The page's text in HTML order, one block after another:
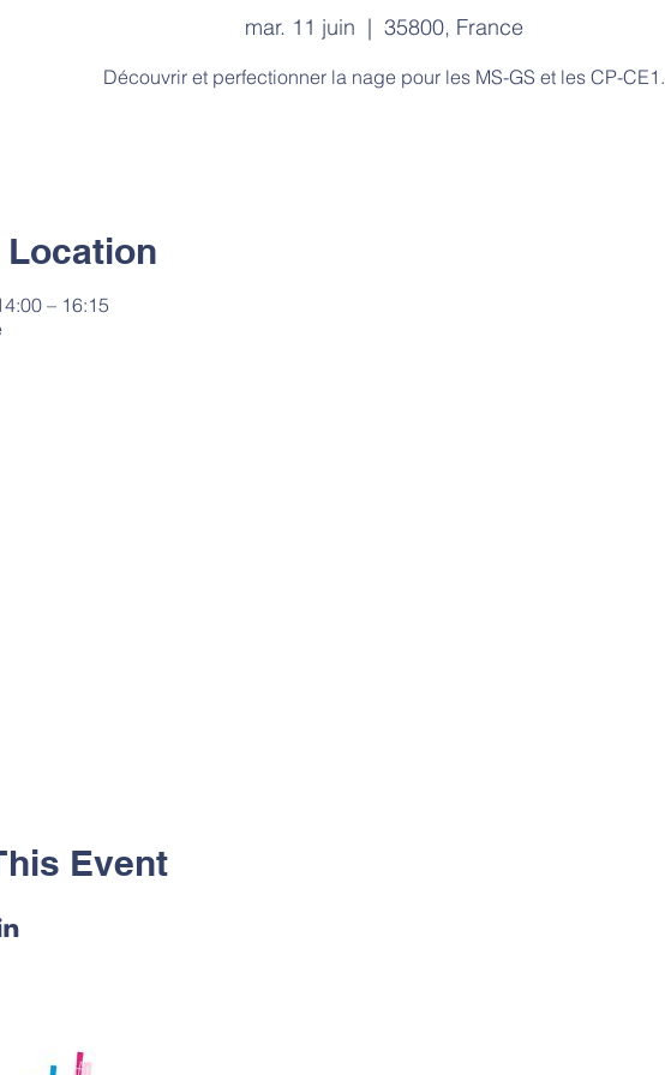
mar. 11 juin
  |
35800, France
Découvrir et perfectionner la nage pour les MS-GS et les CP-CE1.
Location
– 16:15
Event